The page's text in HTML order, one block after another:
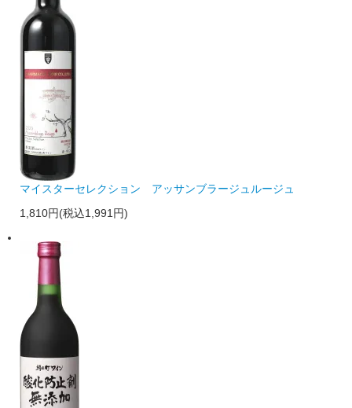
マイスターセレクション アッサンブラージュルージュ
1,810円(税込1,991円)